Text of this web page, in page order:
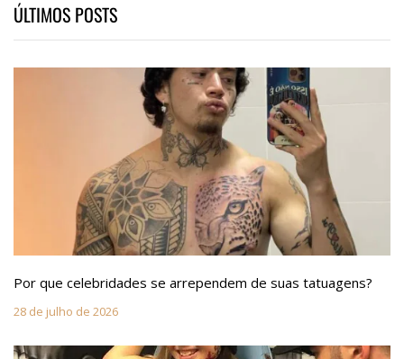
ÚLTIMOS POSTS
Por que celebridades se arrependem de suas tatuagens?
28 de julho de 2026